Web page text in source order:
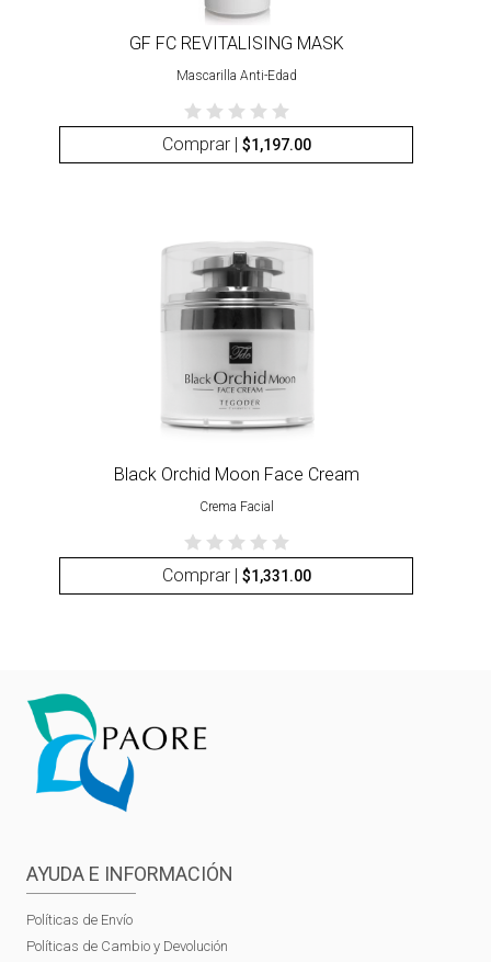
GF FC REVITALISING MASK
Mascarilla Anti-Edad
Comprar | $1,197.00
Black Orchid Moon Face Cream
Crema Facial
Comprar | $1,331.00
AYUDA E INFORMACIÓN
Políticas de Envío
Políticas de Cambio y Devolución